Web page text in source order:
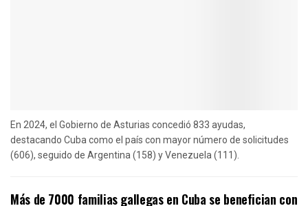
En 2024, el Gobierno de Asturias concedió 833 ayudas,
destacando Cuba como el país con mayor número de solicitudes
(606), seguido de Argentina (158) y Venezuela (111).
Más de 7000 familias gallegas en Cuba se benefician con